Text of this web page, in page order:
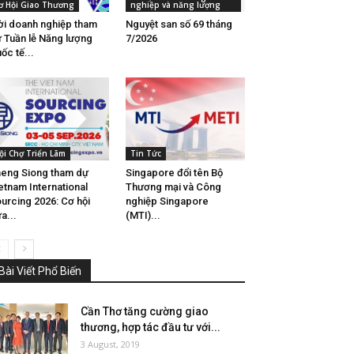
Hội Giao Thương
doanh nghiệp tham
Tuần lễ Năng lượng
tế...
nghiệp và năng lượng
Nguyệt san số 69 tháng
7/2026
Chợ Triển Lãm
Siong tham dự
International
2026: Cơ hội
Tin Tức
Singapore đổi tên Bộ
Thương mại và Công
nghiệp Singapore
(MTI)...
Viết Phổ Biến
Cần Thơ tăng cường giao
thương, hợp tác đầu tư với...
3 August, 2019